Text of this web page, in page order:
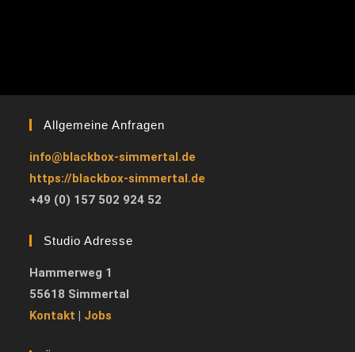
Allgemeine Anfragen
info@blackbox-simmertal.de
https://blackbox-simmertal.de
+49 (0) 157 502 924 52
Studio Adresse
Hammerweg 1
55618 Simmertal
Kontakt | Jobs